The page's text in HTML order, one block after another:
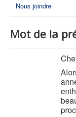
Nous joindre
Mot de la